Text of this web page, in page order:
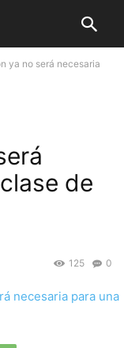
ya no será necesaria
de
0
125